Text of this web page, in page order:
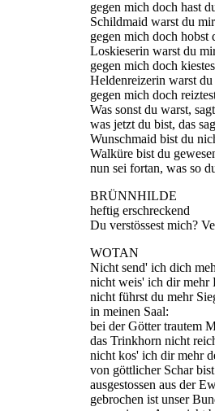
gegen mich doch hast
Schildmaid warst du
gegen mich doch hobst
Loskieserin warst du
gegen mich doch
Heldenreizerin warst
gegen mich doch
Was sonst du warst,
was jetzt du bist, das
Wunschmaid bist du
Walküre bist du
nun sei fortan, was so
BRÜNNHILDE
heftig erschreckend
Du verstössest mich?
WOTAN
Nicht send' ich dich
nicht weis' ich dir mehr
nicht führst du mehr
in meinen Saal:
bei der Götter trautem
das Trinkhorn nicht
nicht kos' ich dir mehr
von göttlicher Schar
ausgestossen aus der
gebrochen ist unser